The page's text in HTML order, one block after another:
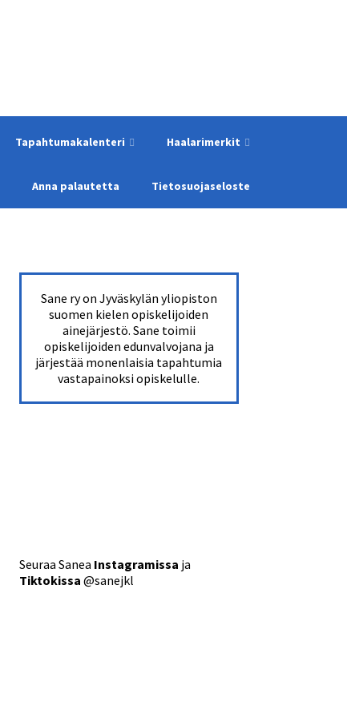
Tapahtumakalenteri Haalarimerkit
Anna palautetta Tietosuojaseloste
Sane ry on Jyväskylän yliopiston
suomen kielen opiskelijoiden
ainejärjestö. Sane toimii
opiskelijoiden edunvalvojana ja
järjestää monenlaisia tapahtumia
vastapainoksi opiskelulle.
Seuraa Sanea Instagramissa ja
Tiktokissa @sanejkl